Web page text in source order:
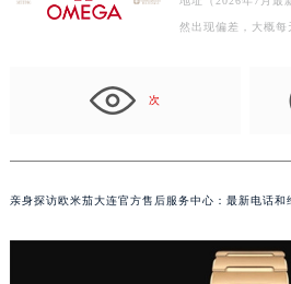
然出现偏差，大概每
次
亲身探访欧米茄大连官方售后服务中心：最新电话和